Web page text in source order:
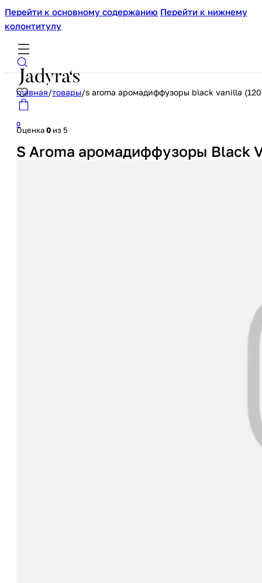
Перейти к основному содержанию Перейти к нижнему
колонтитулу
0
главная/товары/s aroma аромадиффузоры black vanilla
Оценка0 из 5
S Aroma аромадиффузоры Black